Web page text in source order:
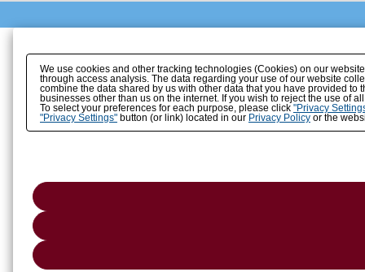
We use cookies and other tracking technologies (Cookies) on our
through access analysis. The data regarding your use of our website
combine the data shared by us with other data that you have provided
businesses other than us on the internet. If you wish to reject the use of
To select your preferences for each purpose, please click "Privacy
"Privacy Settings"button (or link) located in our Privacy Policyor the